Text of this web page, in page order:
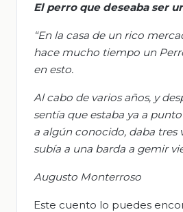
El perro que deseaba ser
“En la casa de un rico
hace mucho tiempo un
en esto.
Al cabo de varios años, y
sentía que estaba ya a
a algún conocido, daba tres
subía a una barda a gemir
Augusto Monterroso
Este cuento lo puedes